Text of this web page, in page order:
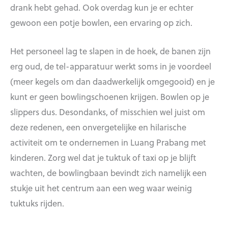
drank hebt gehad. Ook overdag kun je er echter
gewoon een potje bowlen, een ervaring op zich.
Het personeel lag te slapen in de hoek, de banen zijn
erg oud, de tel-apparatuur werkt soms in je voordeel
(meer kegels om dan daadwerkelijk omgegooid) en je
kunt er geen bowlingschoenen krijgen. Bowlen op je
slippers dus. Desondanks, of misschien wel juist om
deze redenen, een onvergetelijke en hilarische
activiteit om te ondernemen in Luang Prabang met
kinderen. Zorg wel dat je tuktuk of taxi op je blijft
wachten, de bowlingbaan bevindt zich namelijk een
stukje uit het centrum aan een weg waar weinig
tuktuks rijden.